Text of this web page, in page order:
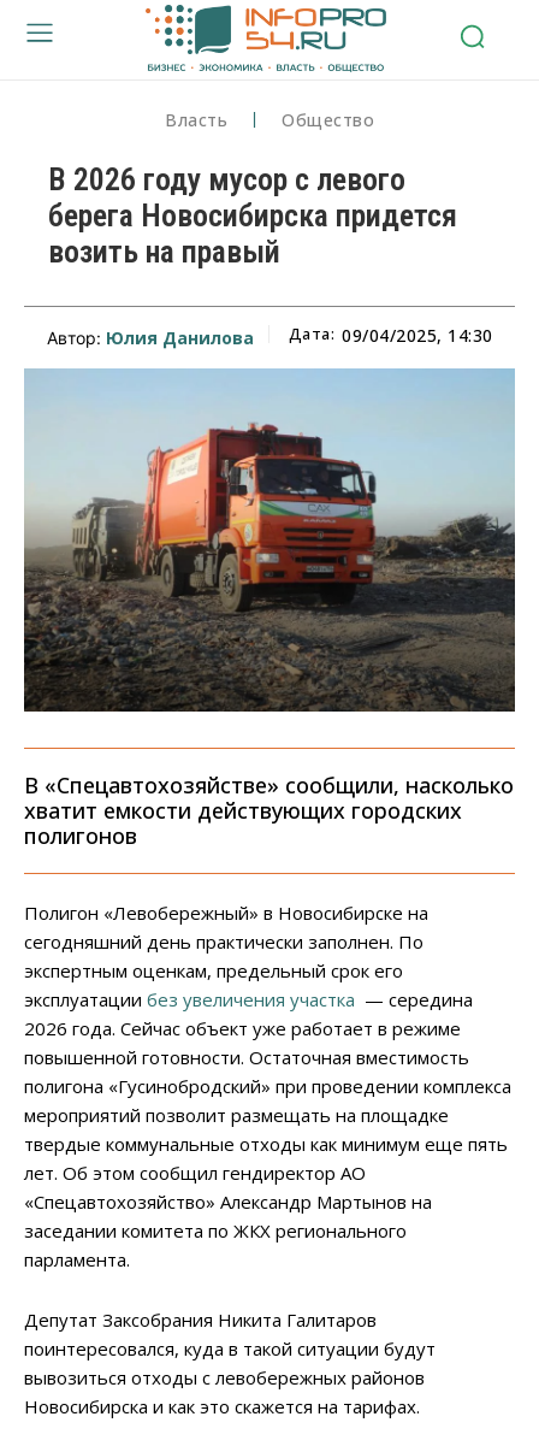
Власть Общество
В 2026 году мусор с левого
берега Новосибирска придется
возить на правый
Автор: Юлия Данилова Дата: 09/04/2025, 14:30
В «Спецавтохозяйстве» сообщили, насколько
хватит емкости действующих городских
полигонов
Полигон «Левобережный» в Новосибирске на
сегодняшний день практически заполнен. По
экспертным оценкам, предельный срок его
эксплуатации без увеличения участка — середина
2026 года. Сейчас объект уже работает в режиме
повышенной готовности. Остаточная вместимость
полигона «Гусинобродский» при проведении комплекса
мероприятий позволит размещать на площадке
твердые коммунальные отходы как минимум еще пять
лет. Об этом сообщил гендиректор АО
«Спецавтохозяйство» Александр Мартынов на
заседании комитета по ЖКХ регионального
парламента.
Депутат Заксобрания Никита Галитаров
поинтересовался, куда в такой ситуации будут
вывозиться отходы с левобережных районов
Новосибирска и как это скажется на тарифах.